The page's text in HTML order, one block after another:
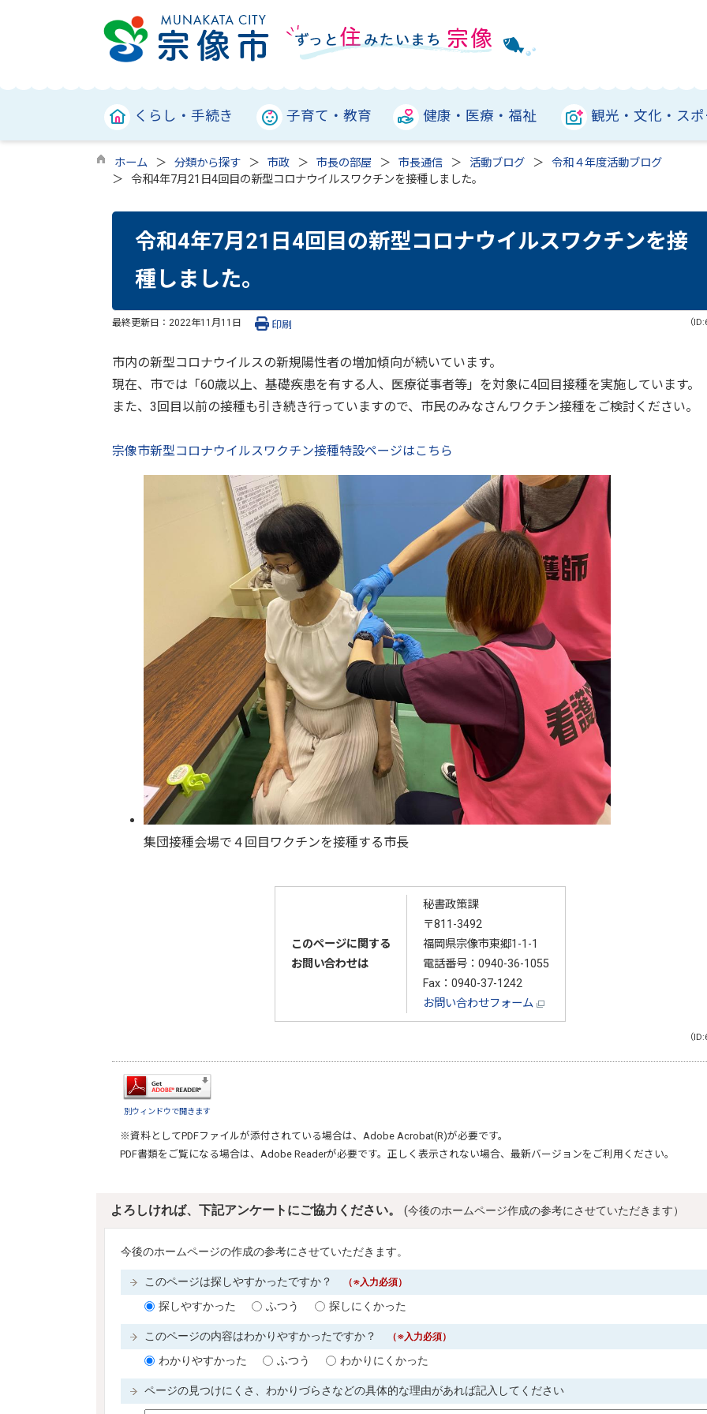
くらし・手続き 子育て・教育 健康・医療・福祉 観光・文化・ス
ホーム 分類から探す 市政 市長の部屋 市長通信 活動ブログ
令和４年度活動ブログ
令和4年7月21日4回目の新型コロナウイルスワクチンを接種しました。
令和4年7月21日4回目の新型コロナウイルスワクチンを接
種しました。
最終更新日： 2022年11月11日 （
印刷
市内の新型コロナウイルスの新規陽性者の増加傾向が続いています。
現在、市では「60歳以上、基礎疾患を有する人、医療従事者等」を対象に4回目接種を実施しています。
また、3回目以前の接種も引き続き行っていますので、市民のみなさんワクチン接種をご検討ください。
宗像市新型コロナウイルスワクチン接種特設ページはこちら
集団接種会場で４回目ワクチンを接種する市長
このページに関する
お問い合わせは
秘書政策課
〒811-3492
福岡県宗像市東郷1-1-1
電話番号： 0940-36-1055
Fax：0940-37-1242
お問い合わせフォーム
（
別ウィンドウで開きます
※資料としてPDFファイルが添付されている場合は、 Adobe Acrobat(R)が必要です。
PDF書類をご覧になる場合は、 Adobe Readerが必要です。正しく表示されない場合、最新バージョンをご利用ください。